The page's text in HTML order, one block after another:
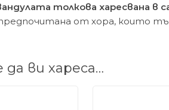
толкова харесвана в
от хора, които
ви хареса…